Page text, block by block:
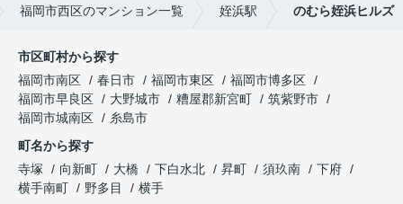
福岡市西区のマンション一覧 姪浜駅 のむら姪浜ヒルズ
市区町村から探す
福岡市南区
春日市 福岡市東区
福岡市博多区
福岡市早良区
大野城市 糟屋郡新宮町
筑紫野市
福岡市城南区
糸島市
町名から探す
寺塚
向新町 大橋 下白水北 昇町 須玖南
下府
横手南町
野多目
横手